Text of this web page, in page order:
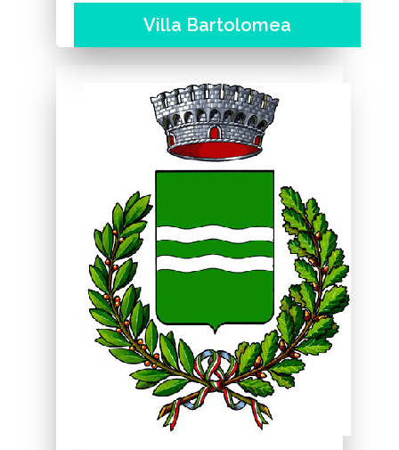
Villa Bartolomea